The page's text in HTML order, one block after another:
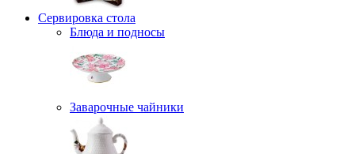
Сервировка стола
Блюда и подносы
Заварочные чайники